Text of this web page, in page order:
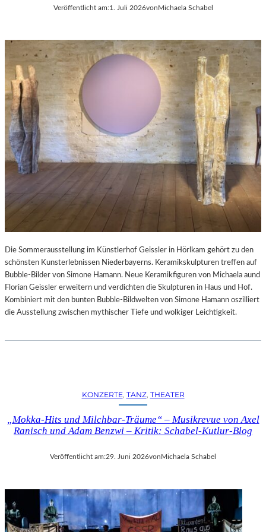
Veröffentlicht am:1. Juli 2026vonMichaela Schabel
Die Sommerausstellung im Künstlerhof Geissler in Hörlkam gehört zu den
schönsten Kunsterlebnissen Niederbayerns. Keramikskulpturen treffen auf
Bubble-Bilder von Simone Hamann. Neue Keramikfiguren von Michaela aund
Florian Geissler erweitern und verdichten die Skulpturen in Haus und Hof.
Kombiniert mit den bunten Bubble-Bildwelten von Simone Hamann oszilliert
die Ausstellung zwischen mythischer Tiefe und wolkiger Leichtigkeit.
KONZERTE, TANZ, THEATER
„Mokka-Hits und Milchbar-Träume“ – Musikrevue von Axel
Ranisch und Adam Benzwi – Kritik: Schabel-Kutlur-Blog
Veröffentlicht am:29. Juni 2026von Michaela Schabel